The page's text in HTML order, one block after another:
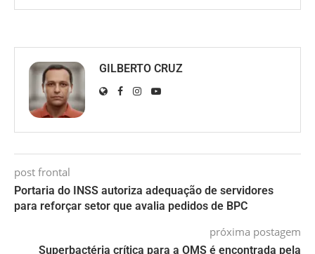
GILBERTO CRUZ
post frontal
Portaria do INSS autoriza adequação de servidores
para reforçar setor que avalia pedidos de BPC
próxima postagem
Superbactéria crítica para a OMS é encontrada pela